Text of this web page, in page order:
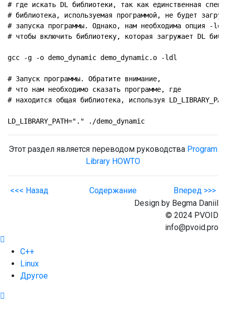
# где искать DL библиотеки, так как единственная
# библиотека, используемая программой, не будет
# запуска программы. Однако, нам необходима опция -
# чтобы включить библиотеку, которая загружает DL
gcc -g -o demo_dynamic demo_dynamic.o -ldl
# Запуск программы. Обратите внимание,
# что нам необходимо сказать программе, где
# находится общая библиотека, используя
LD_LIBRARY_PATH="." ./demo_dynamic
Этот раздел является переводом руководства Program
Library HOWTO
<<< Назад Содержание
Вперед >>>
Design by Begma Daniil
© 2024 PVOID
info@pvoid.pro
С++
Linux
Другое